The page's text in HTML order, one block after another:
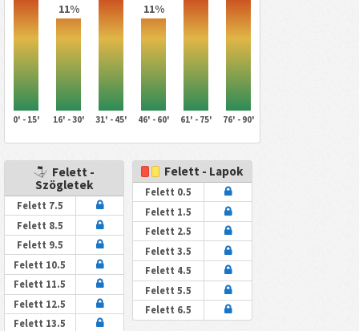
11%
11%
0' - 15' 16' - 30' 31' - 45' 46' - 60' 61' - 75' 76' - 90'
Felett -
Szögletek
Felett 7.5
Felett 8.5
Felett 9.5
Felett 10.5
Felett 11.5
Felett 12.5
Felett 13.5
Felett - Lapok
Felett 0.5
Felett 1.5
Felett 2.5
Felett 3.5
Felett 4.5
Felett 5.5
Felett 6.5